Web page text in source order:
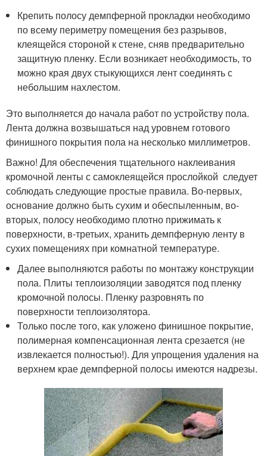
Крепить полосу демпферной прокладки необходимо
по всему периметру помещения без разрывов,
клеящейся стороной к стене, сняв предварительно
защитную пленку. Если возникает необходимость, то
можно края двух стыкующихся лент соединять с
небольшим нахлестом.
Это выполняется до начала работ по устройству пола.
Лента должна возвышаться над уровнем готового
финишного покрытия пола на несколько миллиметров.
Важно! Для обеспечения тщательного наклеивания
кромочной ленты с самоклеящейся прослойкой следует
соблюдать следующие простые правила. Во-первых,
основание должно быть сухим и обеспыленным, во-
вторых, полосу необходимо плотно прижимать к
поверхности, в-третьих, хранить демпферную ленту в
сухих помещениях при комнатной температуре.
Далее выполняются работы по монтажу конструкции
пола. Плиты теплоизоляции заводятся под пленку
кромочной полосы. Пленку разровнять по
поверхности теплоизолятора.
Только после того, как уложено финишное покрытие,
полимерная компенсационная лента срезается (не
извлекается полностью!). Для упрощения удаления на
верхнем крае демпферной полосы имеются надрезы.